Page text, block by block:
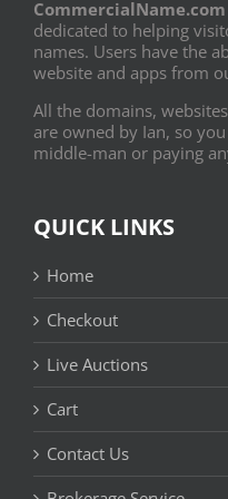
CommercialName.com
dedicated to helping
names. Users have the
website and apps from
All the domains,
are owned by Ian, so
middle-man or paying
QUICK LINKS
Home
Checkout
Live Auctions
Cart
Contact Us